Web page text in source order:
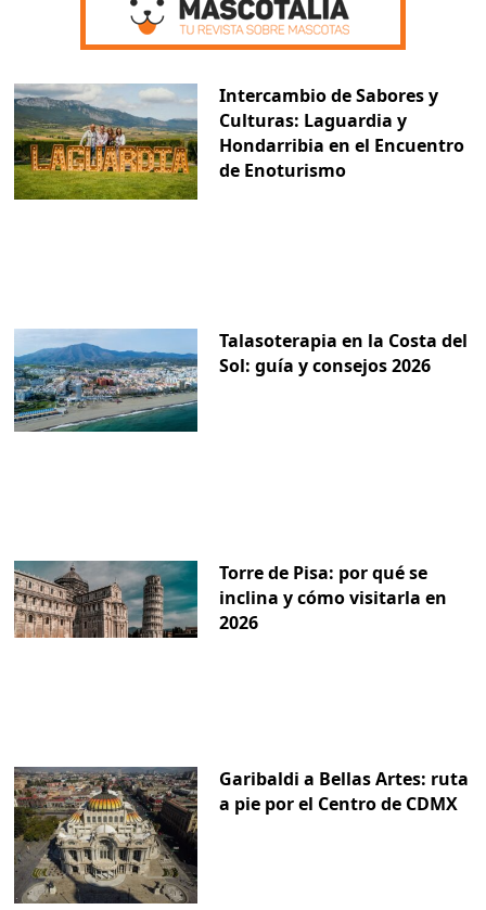
Intercambio de Sabores y
Culturas: Laguardia y
Hondarribia en el Encuentro
de Enoturismo
Talasoterapia en la Costa del
Sol: guía y consejos 2026
Torre de Pisa: por qué se
inclina y cómo visitarla en
2026
Garibaldi a Bellas Artes: ruta
a pie por el Centro de CDMX